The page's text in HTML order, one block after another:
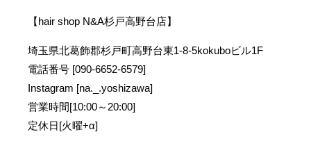
【hair shop N&A杉戸高野台店】
埼玉県北葛飾郡杉戸町高野台東1-8-5kokuboビル1F
電話番号 [090-6652-6579]
Instagram [na._.yoshizawa]
営業時間[10:00～20:00]
定休日[火曜+α]